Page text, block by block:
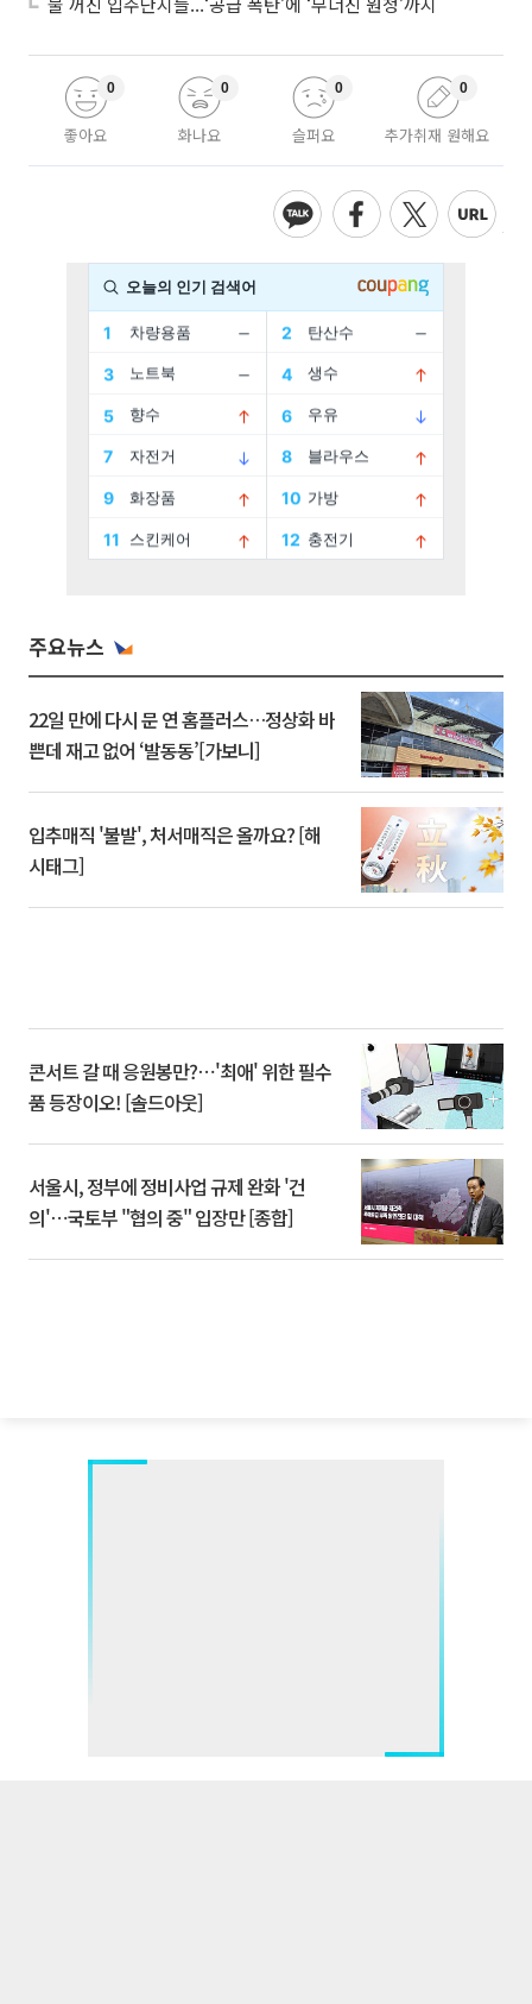
좋아요
0
화나요
0
슬퍼요
0
추가취재 원해요
0
주요뉴스
22일 만에 다시 문 연 홈플러스…정상화 바
쁜데 재고 없어 ‘발동동’[가보니]
입추매직 '불발', 처서매직은 올까요? [해
시태그]
콘서트 갈 때 응원봉만?⋯'최애' 위한 필수
품 등장이오! [솔드아웃]
서울시, 정부에 정비사업 규제 완화 '건
의'⋯국토부 "협의 중" 입장만 [종합]